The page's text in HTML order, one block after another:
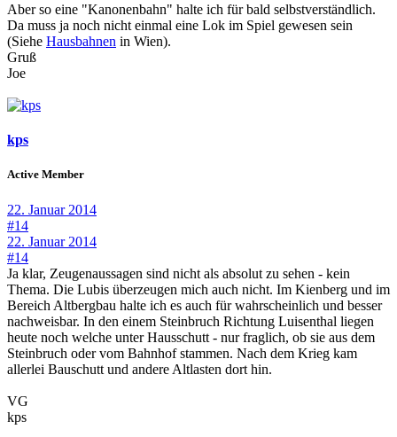
Aber so eine "Kanonenbahn" halte ich für bald selbstverständlich.
Da muss ja noch nicht einmal eine Lok im Spiel gewesen sein
(Siehe Hausbahnen in Wien).
Gruß
Joe
kps
Active Member
22. Januar 2014
#14
22. Januar 2014
#14
Ja klar, Zeugenaussagen sind nicht als absolut zu sehen - kein
Thema. Die Lubis überzeugen mich auch nicht. Im Kienberg und im
Bereich Altbergbau halte ich es auch für wahrscheinlich und besser
nachweisbar. In den einem Steinbruch Richtung Luisenthal liegen
heute noch welche unter Hausschutt - nur fraglich, ob sie aus dem
Steinbruch oder vom Bahnhof stammen. Nach dem Krieg kam
allerlei Bauschutt und andere Altlasten dort hin.
VG
kps